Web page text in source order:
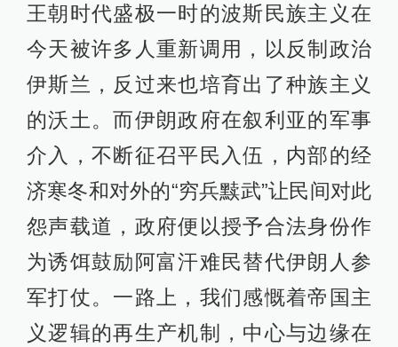
王朝时代盛极一时的波斯民族主义在
今天被许多人重新调用，以反制政治
伊斯兰，反过来也培育出了种族主义
的沃土。而伊朗政府在叙利亚的军事
介入，不断征召平民入伍，内部的经
济寒冬和对外的“穷兵黩武”让民间对此
怨声载道，政府便以授予合法身份作
为诱饵鼓励阿富汗难民替代伊朗人参
军打仗。一路上，我们感慨着帝国主
义逻辑的再生产机制，中心与边缘在